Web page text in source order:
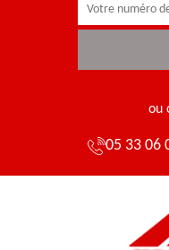
ou
05 33 06